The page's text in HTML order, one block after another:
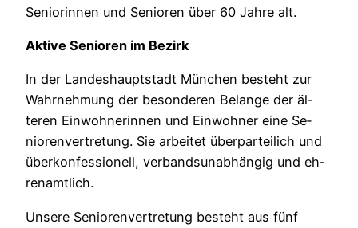
Seniorinnen und Senioren über 60 Jahre alt.
Aktive Senioren im Bezirk
In der Landeshauptstadt München besteht zur
Wahrnehmung der besonderen Belange der äl­
teren Einwohnerinnen und Einwohner eine Se­
niorenvertretung. Sie arbeitet überparteilich und
überkonfessionell, verbandsunabhängig und eh­
renamtlich.
Unsere Seniorenvertretung besteht aus fünf